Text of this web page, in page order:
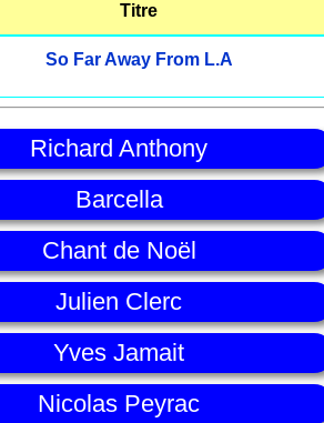
Titre
So Far Away From L.A
Richard Anthony
Barcella
Chant de Noël
Julien Clerc
Yves Jamait
Nicolas Peyrac